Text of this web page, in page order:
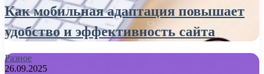
Как мобильная адаптация повышает
удобство и эффективность сайта
Разное
26.09.2025